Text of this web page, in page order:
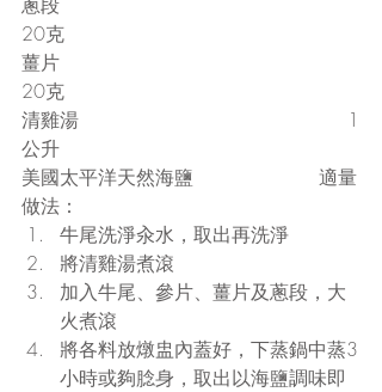
20克
薑片
20克
清雞湯                                             1
公升
美國太平洋天然海鹽                     適量
做法：
牛尾洗淨汆水，取出再洗淨
將清雞湯煮滾
加入牛尾、參片、薑片及蔥段，大
火煮滾
將各料放燉盅內蓋好，下蒸鍋中蒸3
小時或夠腍身，取出以海鹽調味即